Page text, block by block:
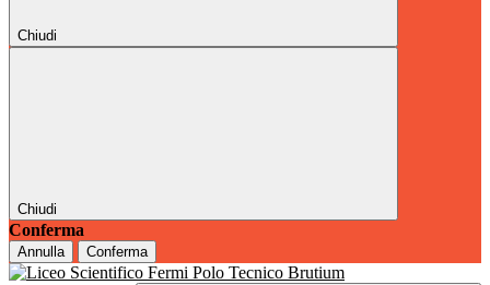
Chiudi
Chiudi
Conferma
Annulla Conferma